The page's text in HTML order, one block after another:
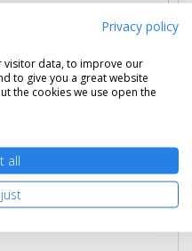
szállítás
tesz
Privacy policy
visitor data, to improve our
to give you a great website
the cookies we use open the
all